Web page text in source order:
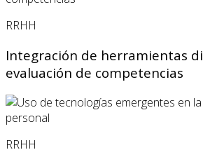
RRHH
Integración de herramientas
evaluación de competencias
RRHH